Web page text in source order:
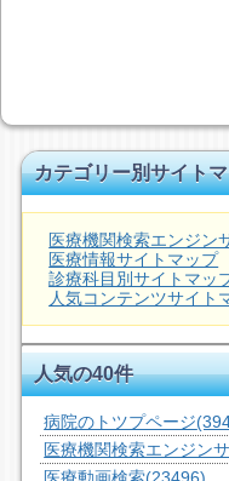
カテゴリー別サイト
医療機関検索エンジン
医療情報サイトマップ
診療科目別サイトマッ
人気コンテンツサイト
人気の40件
病院のトツプページ
医療機関検索エンジン
医療動画検索(23496)